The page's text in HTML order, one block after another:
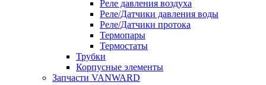
Реле давления воздуха
Реле/Датчики давления воды
Реле/Датчики протока
Термопары
Термостаты
Трубки
Корпусные элементы
Запчасти VANWARD